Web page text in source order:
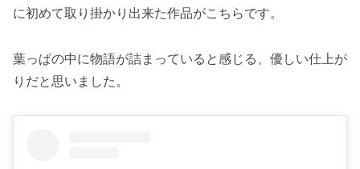
に初めて取り掛かり出来た作品がこちらです。
葉っぱの中に物語が詰まっていると感じる、優しい仕上が
りだと思いました。